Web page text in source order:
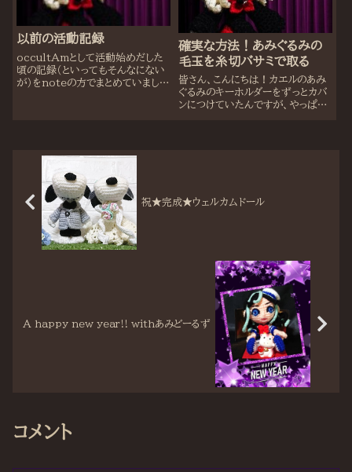
以前の活動記録
occultAmとして活動始めだした
頃の記録（といってもそんなにない
が）をnoteの方でまとめていまし
確実な方法！あみぐるみの
毛玉を糸切バサミで取る
皆さん、こんにちは！カエルのあみ
ぐるみのキーホルダーをずっとカバ
ンにつけていたんですが、やっぱり
祝★完成★ウェルカムドール
A happy new year!! withあみどーるず
コメント